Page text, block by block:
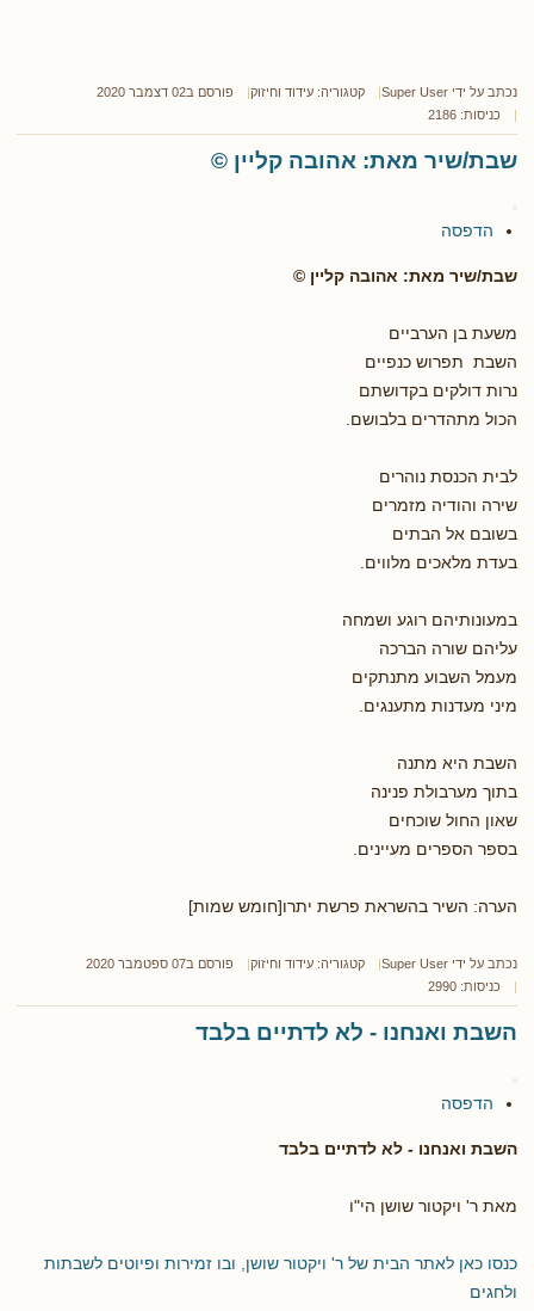
נכתב על ידי Super User קטגוריה: עידוד וחיזוק
פורסם ב02 דצמבר 2020
כניסות: 2186
שבת/שיר מאת: אהובה קליין ©
הדפסה
שבת/שיר מאת: אהובה קליין ©
משעת בן הערביים
השבת תפרוש כנפיים
נרות דולקים בקדושתם
הכול מתהדרים בלבושם.
לבית הכנסת נוהרים
שירה והודיה מזמרים
בשובם אל הבתים
בעדת מלאכים מלווים.
במעונותיהם רוגע ושמחה
עליהם שורה הברכה
מעמל השבוע מתנתקים
מיני מעדנות מתענגים.
השבת היא מתנה
בתוך מערבולת פנינה
שאון החול שוכחים
בספר הספרים מעיינים.
הערה: השיר בהשראת פרשת יתרו[חומש שמות]
נכתב על ידי Super User קטגוריה: עידוד וחיזוק
פורסם ב07 ספטמבר 2020
כניסות: 2990
השבת ואנחנו - לא לדתיים בלבד
הדפסה
השבת ואנחנו - לא לדתיים בלבד
מאת ר' ויקטור שושן הי"ו
כנסו כאן לאתר הבית של ר' ויקטור שושן, ובו זמירות ופיוטים לשבתות
ולחגים